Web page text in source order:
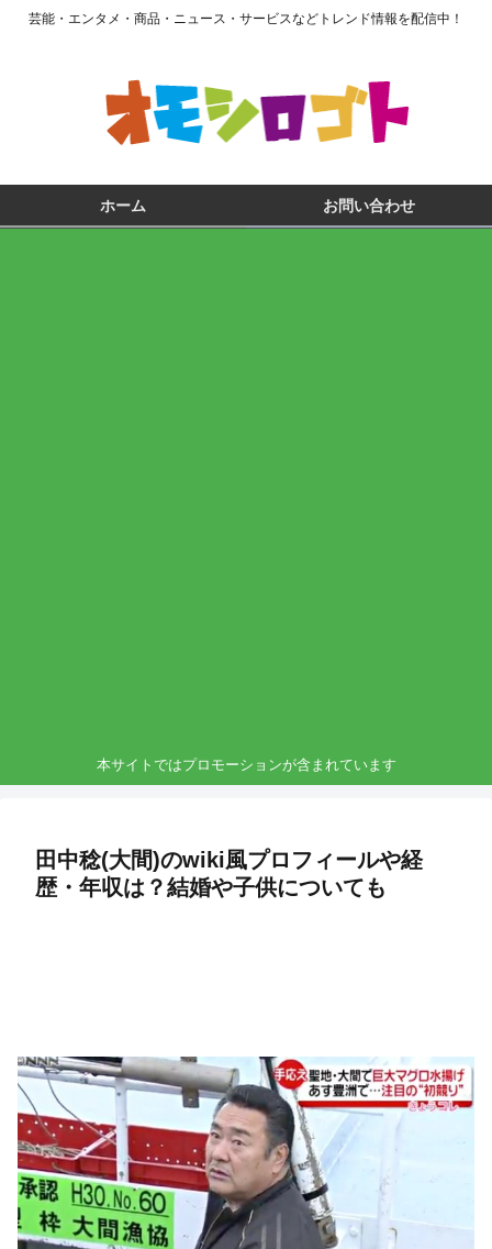
芸能・エンタメ・商品・ニュース・サービスなどトレンド情報を配信中！
ホーム お問い合わせ
本サイトではプロモーションが含まれています
田中稔(大間)のwiki風プロフィールや経
歴・年収は？結婚や子供についても